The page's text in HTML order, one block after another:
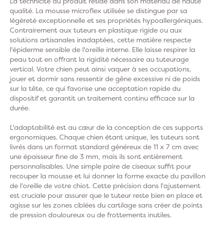
qualité. La mousse microflex utilisée se distingue par sa
légèreté exceptionnelle et ses propriétés hypoallergéniques.
Contrairement aux tuteurs en plastique rigide ou aux
solutions artisanales inadaptées, cette matière respecte
l'épiderme sensible de l'oreille interne. Elle laisse respirer la
peau tout en offrant la rigidité nécessaire au tuteurage
vertical. Votre chien peut ainsi vaquer à ses occupations,
jouer et dormir sans ressentir de gêne excessive ni de poids
sur la tête, ce qui favorise une acceptation rapide du
dispositif et garantit un traitement continu efficace sur la
durée.
L'adaptabilité est au cœur de la conception de ces supports
ergonomiques. Chaque chien étant unique, les tuteurs sont
livrés dans un format standard généreux de 11 x 7 cm avec
une épaisseur fine de 3 mm, mais ils sont entièrement
personnalisables. Une simple paire de ciseaux suffit pour
recouper la mousse et lui donner la forme exacte du pavillon
de l'oreille de votre chiot. Cette précision dans l'ajustement
est cruciale pour assurer que le tuteur reste bien en place et
agisse sur les zones ciblées du cartilage sans créer de points
de pression douloureux ou de frottements inutiles.